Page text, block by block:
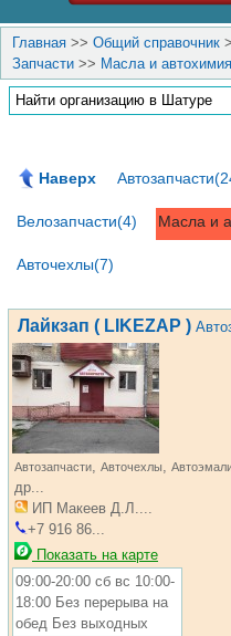
Главная >> Общий справочник
Запчасти >> Масла и автохимия
Наверх
Велозапчасти(4) Масла и
Авточехлы(7)
Лайкзап ( LIKEZAP )
Автозапчасти, Авточехлы,
др...
ИП Макеев Д.Л....
+7 916 86...
Показать на карте
09:00-20:00 сб вс 10:00-
18:00 Без перерыва на
обед Без выходных